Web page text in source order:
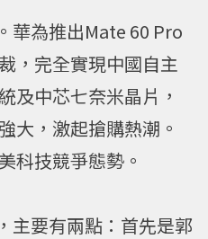
華為推出Mate 60 Pro
，完全實現中國自主
及中芯七奈米晶片，
大，激起搶購熱潮。
科技競爭態勢。
主要有兩點：首先是郭